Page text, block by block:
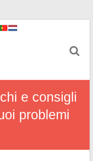
e consigli
problemi